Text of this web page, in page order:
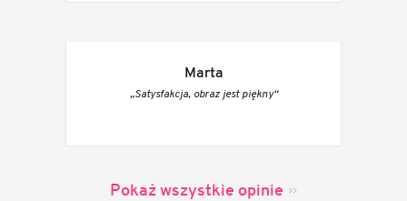
Marta
„Satysfakcja, obraz jest piękny“
Pokaż wszystkie opinie